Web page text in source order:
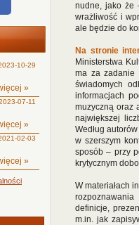
10-29
»
07-11
»
02-03
»
nudne, jako że
wrażliwość i
ale będzie do
Na stronie
Ministerstwa
ma za zadanie
świadomych
informacjach
muzyczną oraz
największej
Według
w szerszym
sposób – przy
krytycznym
W materiałach
definicje,
m.in. jak